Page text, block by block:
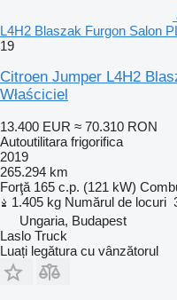
L4H2 Blaszak Furgon Salon
19
Citroen Jumper L4H2
Właściciel
13.400 EUR ≈ 70.310 RON
Autoutilitara frigorifica
2019
265.294 km
Forţă 165 c.p. (121 kW)
1.405 kg Numărul de locuri
Ungaria, Budapest
Laslo Truck
Luați legătura cu vânzătorul